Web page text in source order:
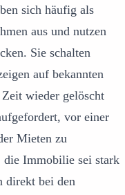
sich häufig als
aus und nutzen
Sie schalten
auf bekannten
wieder gelöscht
vor einer
Mieten zu
die Immobilie sei stark
direkt bei den